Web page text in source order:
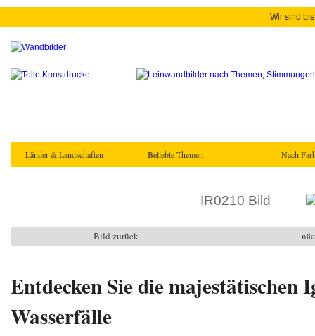
Wir sind
Länder & Landschaften Beliebte Themen Nach
IR0210 Bild
Bild zurück
Entdecken Sie die majestätischen
Wasserfälle